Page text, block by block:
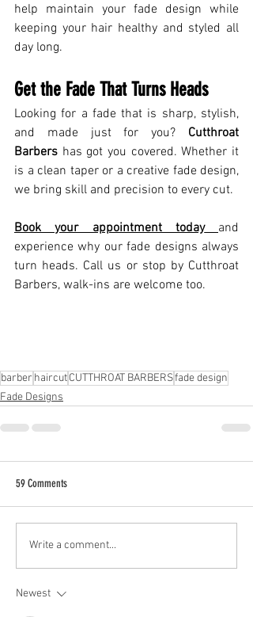
help maintain your fade design while
keeping your hair healthy and styled all
day long.
Get the Fade That Turns Heads
Looking for a fade that is sharp, stylish,
and made just for you? Cutthroat
Barbers has got you covered. Whether it
is a clean taper or a creative fade design,
we bring skill and precision to every cut.
Book your appointment today
and
experience why our fade designs always
turn heads. Call us or stop by Cutthroat
Barbers, walk-ins are welcome too.
barber haircutCUTTHROAT BARBERSfade design
Fade Designs
59 Comments
Write a comment...
Newest